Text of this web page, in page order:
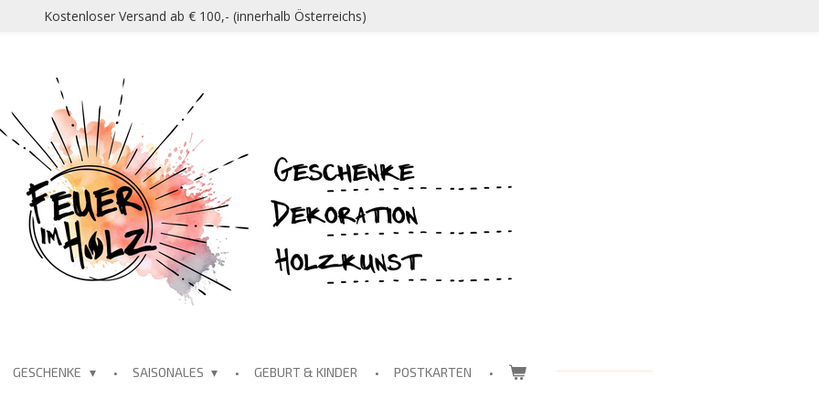
Kostenloser Versand ab € 100,- (innerhalb Österreichs)
GESCHENKE SAISONALES GEBURT & KINDER POSTKARTEN